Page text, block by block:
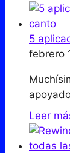
5
febrero
Leer